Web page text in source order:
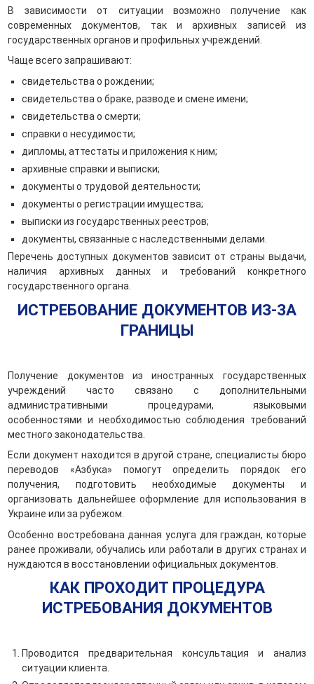
В зависимости от ситуации возможно получение как
современных документов, так и архивных записей из
государственных органов и профильных учреждений.
Чаще всего запрашивают:
свидетельства о рождении;
свидетельства о браке, разводе и смене имени;
свидетельства о смерти;
справки о несудимости;
дипломы, аттестаты и приложения к ним;
архивные справки и выписки;
документы о трудовой деятельности;
документы о регистрации имущества;
выписки из государственных реестров;
документы, связанные с наследственными делами.
Перечень доступных документов зависит от страны выдачи,
наличия архивных данных и требований конкретного
государственного органа.
ИСТРЕБОВАНИЕ ДОКУМЕНТОВ ИЗ-ЗА
ГРАНИЦЫ
Получение документов из иностранных государственных
учреждений часто связано с дополнительными
административными процедурами, языковыми
особенностями и необходимостью соблюдения требований
местного законодательства.
Если документ находится в другой стране, специалисты бюро
переводов «Азбука» помогут определить порядок его
получения, подготовить необходимые документы и
организовать дальнейшее оформление для использования в
Украине или за рубежом.
Особенно востребована данная услуга для граждан, которые
ранее проживали, обучались или работали в других странах и
нуждаются в восстановлении официальных документов.
КАК ПРОХОДИТ ПРОЦЕДУРА
ИСТРЕБОВАНИЯ ДОКУМЕНТОВ
Проводится предварительная консультация и анализ
ситуации клиента.